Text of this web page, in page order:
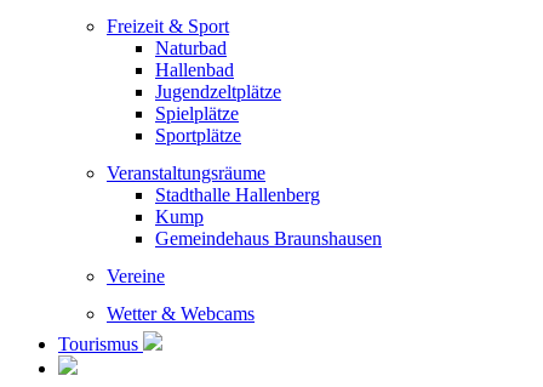
Freizeit & Sport
Naturbad
Hallenbad
Jugendzeltplätze
Spielplätze
Sportplätze
Veranstaltungsräume
Stadthalle Hallenberg
Kump
Gemeindehaus Braunshausen
Vereine
Wetter & Webcams
Tourismus